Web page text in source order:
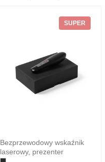
SUPER
Bezprzewodowy wskaźnik
laserowy, prezenter